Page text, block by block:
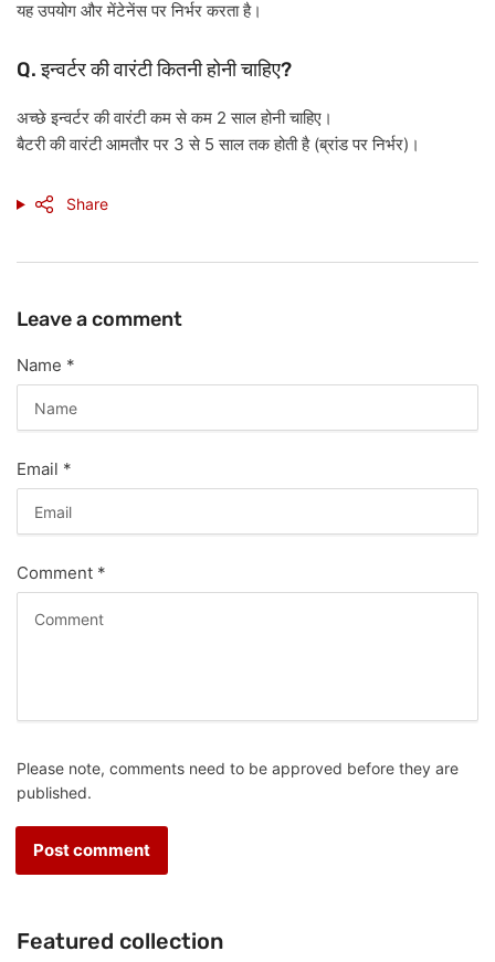
यह उपयोग और मेंटेनेंस पर निर्भर करता है।
Q.इन्वर्टर की वारंटी कितनी होनी चाहिए?
अच्छे इन्वर्टर की वारंटी कम से कम 2साल होनी चाहिए।
बैटरी की वारंटी आमतौर पर 3से5साल तक होती है(ब्रांड पर निर्भर) ।
Share
Leave a comment
Name *
Email *
Comment *
Please note, comments need to be approved before they are
published.
Featured collection